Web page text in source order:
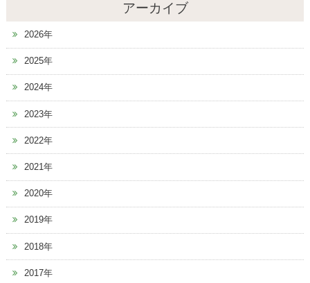
アーカイブ
2026年
2025年
2024年
2023年
2022年
2021年
2020年
2019年
2018年
2017年